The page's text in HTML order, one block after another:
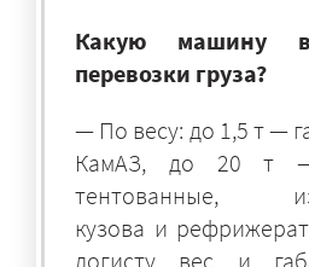
Какую машину
перевозки груза?
— По весу: до 1,5 т —
КамАЗ, до 20 т
тентованные,
кузова и
логисту вес и